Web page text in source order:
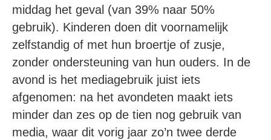
middag het geval (van 39% naar 50%
gebruik). Kinderen doen dit voornamelijk
zelfstandig of met hun broertje of zusje,
zonder ondersteuning van hun ouders. In de
avond is het mediagebruik juist iets
afgenomen: na het avondeten maakt iets
minder dan zes op de tien nog gebruik van
media, waar dit vorig jaar zo’n twee derde